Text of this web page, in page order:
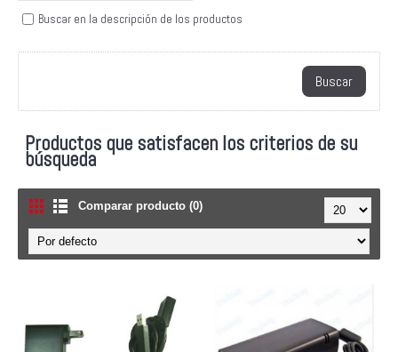
Buscar en la descripción de los productos
Productos que satisfacen los criterios de su
búsqueda
Comparar producto (0)